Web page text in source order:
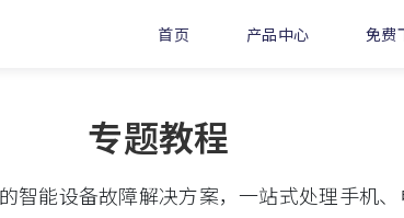
首页 产品中心 免费
专题教程
智能设备故障解决方案，一站式处理手机、